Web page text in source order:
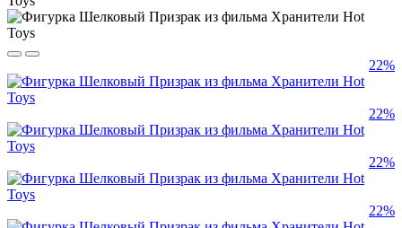
22%
22%
22%
22%